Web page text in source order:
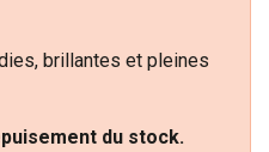
brillantes et pleines
du stock.